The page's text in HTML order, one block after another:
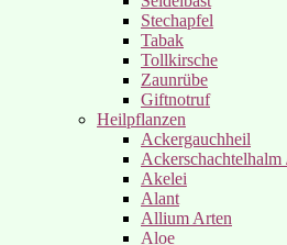
Stechapfel
Tabak
Tollkirsche
Zaunrübe
Giftnotruf
Heilpflanzen
Ackergauchheil
Akelei
Alant
Allium Arten
Aloe